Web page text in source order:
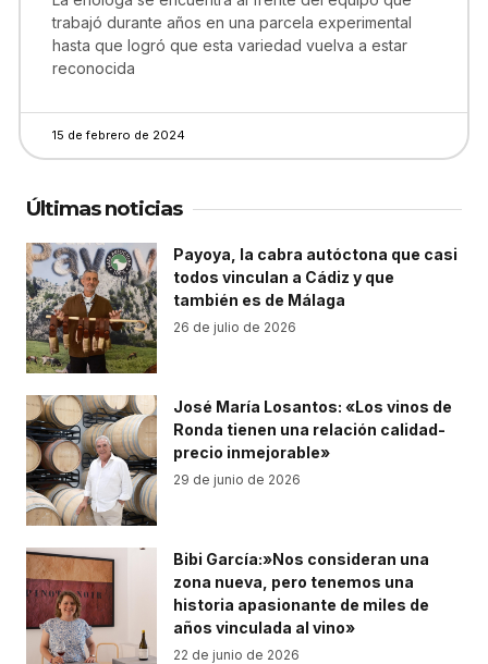
trabajó durante años en una parcela experimental
hasta que logró que esta variedad vuelva a estar
reconocida
15 de febrero de 2024
Últimas noticias
Payoya, la cabra autóctona que casi
todos vinculan a Cádiz y que
también es de Málaga
26 de julio de 2026
José María Losantos: «Los vinos de
Ronda tienen una relación calidad-
precio inmejorable»
29 de junio de 2026
Bibi García:»Nos consideran una
zona nueva, pero tenemos una
historia apasionante de miles de
años vinculada al vino»
22 de junio de 2026